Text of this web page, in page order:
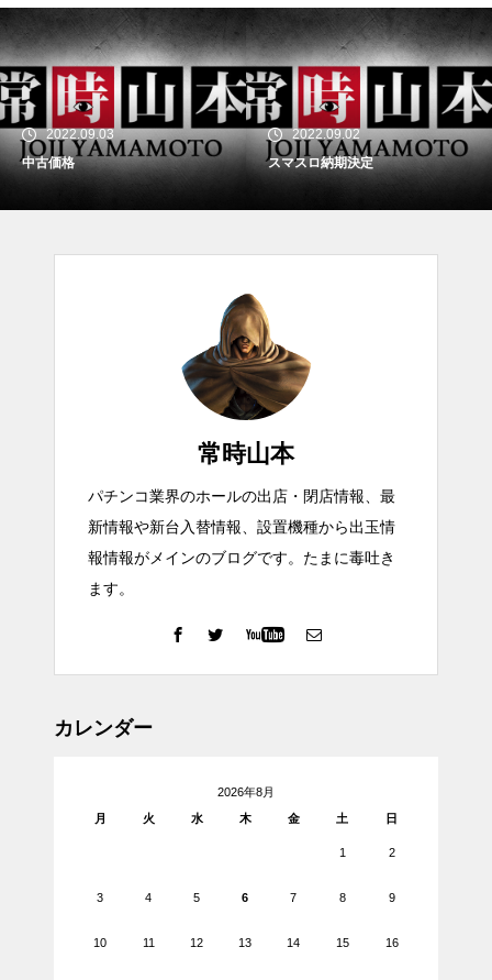
2022.09.03
中古価格
2022.09.02
スマスロ納期決定
常時山本
パチンコ業界のホールの出店・閉店情報、最
新情報や新台入替情報、設置機種から出玉情
報情報がメインのブログです。たまに毒吐き
ます。
カレンダー
2026年8月
月
火 水 木 金 土 日
1 2
3 4 5 6 7 8 9
10 11 12 13 14 15 16